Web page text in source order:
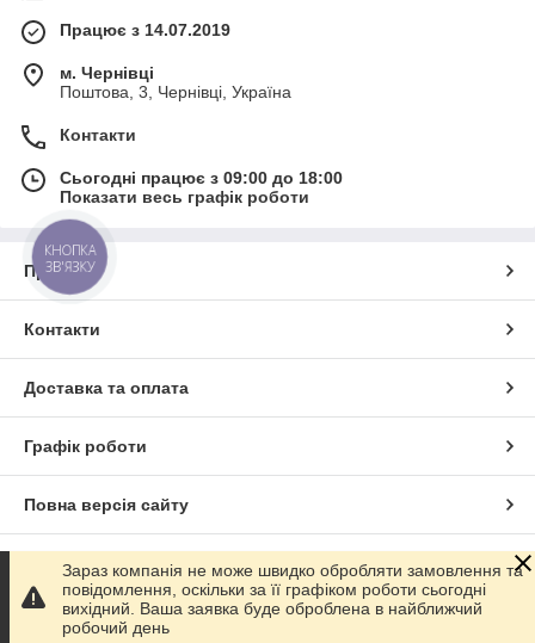
Працює з 14.07.2019
м. Чернівці
Поштова, 3, Чернівці, Україна
Контакти
Сьогодні працює з 09:00 до 18:00
Показати весь графік роботи
Про нас
Контакти
Доставка та оплата
Графік роботи
Повна версія сайту
Сайт створено на маркетплейсі Prom.ua
Політика конфіденційності
Зараз компанія не може швидко обробляти замовлення та
повідомлення, оскільки за її графіком роботи сьогодні
вихідний. Ваша заявка буде оброблена в найближчий
робочий день
КНОПКА
ЗВ'ЯЗКУ